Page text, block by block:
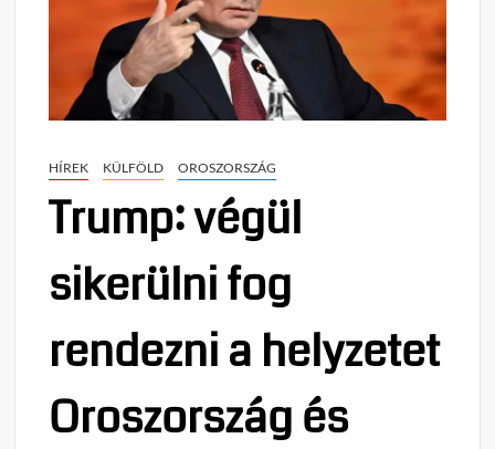
HÍREK KÜLFÖLD OROSZORSZÁG
Trump: végül
sikerülni fog
rendezni a helyzetet
Oroszország és